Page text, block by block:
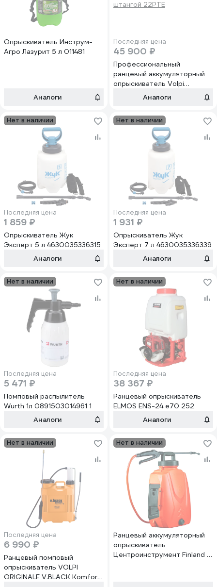
Опрыскиватель Инструм-
Агро Лазурит 5 л 011481
Аналоги
Последняя цена
45 900 ₽
Профессиональный
ранцевый аккумуляторный
опрыскиватель Volpi
originale ELETTROLITHIUM 10
Аналоги
Нет в наличии
Последняя цена
1 859 ₽
Опрыскиватель Жук
Эксперт 5 л 4630035336315
Аналоги
Нет в наличии
Последняя цена
1 931 ₽
Опрыскиватель Жук
Эксперт 7 л 4630035336339
Аналоги
Нет в наличии
Последняя цена
5 471 ₽
Помповый распылитель
Wurth 1л 0891503014961 1
Аналоги
Нет в наличии
Последняя цена
38 367 ₽
Ранцевый опрыскиватель
ELMOS ENS-24 e70 252
Аналоги
Нет в наличии
Последняя цена
6 990 ₽
Ранцевый помповый
опрыскиватель VOLPI
ORIGINALE V.BLACK Komfort
Нет в наличии
Ранцевый аккумуляторный
опрыскиватель
Центроинструмент Finland 8